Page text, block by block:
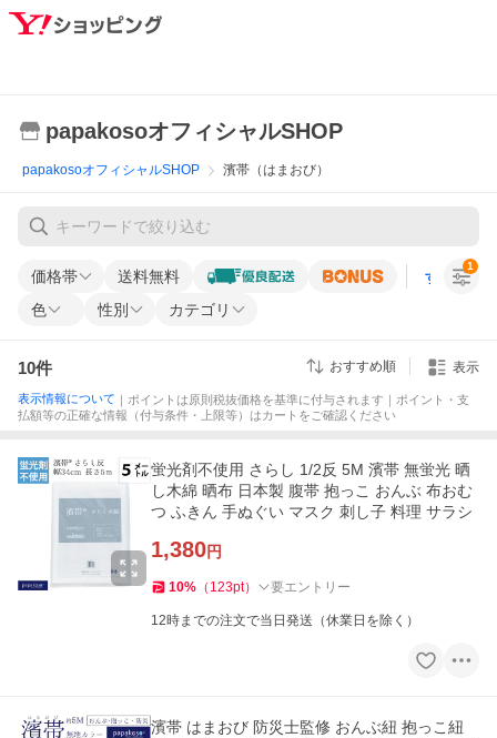
papakosoオフィシャルSHOP
papakosoオフィシャルSHOP 濱帯（はまおび）
価格帯 送料無料 すべての条
色 性別 カテゴリ
1
10件 おすすめ順 表示
表示情報について ｜ポイントは原則税抜価格を基準に付与されます｜ポイント・支
払額等の正確な情報（付与条件・上限等）はカートをご確認ください
蛍光剤不使用 さらし 1/2反 5M 濱帯 無蛍光 晒
し木綿 晒布 日本製 腹帯 抱っこ おんぶ 布おむ
つ ふきん 手ぬぐい マスク 刺し子 料理 サラシ
1,380円
10% （ 123pt） 要エントリー
12時までの注文で当日発送（休業日を除く）
濱帯 はまおび 防災士監修 おんぶ紐 抱っこ紐